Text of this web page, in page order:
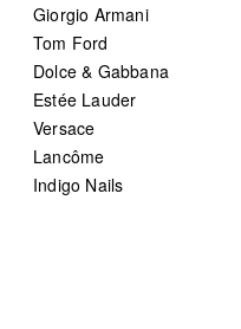
Giorgio Armani
Tom Ford
Dolce & Gabbana
Estée Lauder
Versace
Lancôme
Indigo Nails